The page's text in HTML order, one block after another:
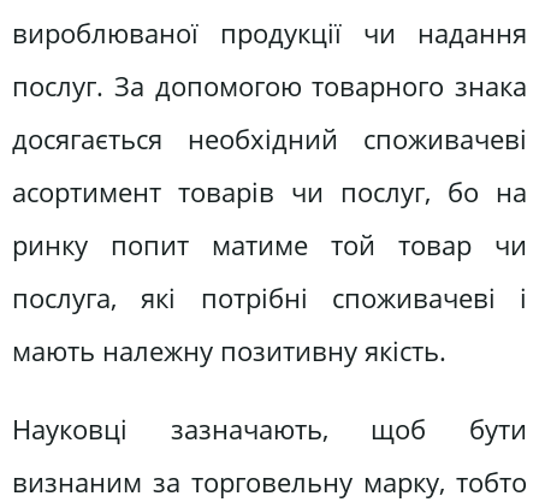
вироблюваної продукції чи надання
послуг. За допомогою товарного знака
досягається необхідний споживачеві
асортимент товарів чи послуг, бо на
ринку попит матиме той товар чи
послуга, які потрібні споживачеві і
мають належну позитивну якість.
Науковці зазначають, щоб бути
визнаним за торговельну марку, тобто